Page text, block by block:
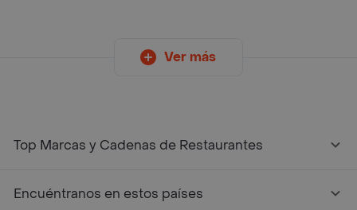
Ver más
Top Marcas y Cadenas de Restaurantes
Encuéntranos en estos países